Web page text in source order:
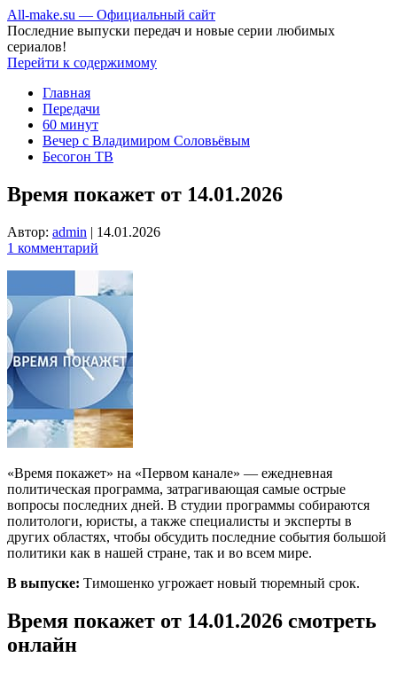
All-make.su — Официальный сайт
Последние выпуски передач и новые серии любимых
сериалов!
Перейти к содержимому
Главная
Передачи
60 минут
Вечер с Владимиром Соловьёвым
Бесогон ТВ
Время покажет от 14.01.2026
Автор: admin | 14.01.2026
1 комментарий
«Время покажет» на «Первом канале» — ежедневная
политическая программа, затрагивающая самые острые
вопросы последних дней. В студии программы собираются
политологи, юристы, а также специалисты и эксперты в
других областях, чтобы обсудить последние события большой
политики как в нашей стране, так и во всем мире.
В выпуске: Тимошенко угрожает новый тюремный срок.
Время покажет от 14.01.2026 смотреть
онлайн